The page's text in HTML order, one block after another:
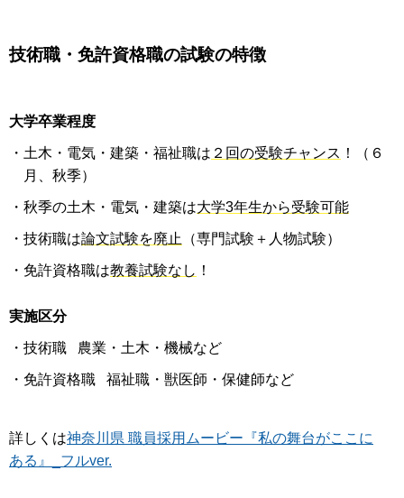
技術職・免許資格職の試験の特徴
大学卒業程度
・土木・電気・建築・福祉職は ２回の受験チャンス ！（６
月、秋季）
・秋季の土木・電気・建築は大学3年生から受験可能
・技術職は論文試験を廃止 （専門試験＋人物試験）
・免許資格職は教養試験なし ！
実施区分
・技術職 農業・土木・機械など
・免許資格職 福祉職・獣医師・保健師など
詳しくは神奈川県 職員採用ムービー『私の舞台がここに
ある』_フルver.